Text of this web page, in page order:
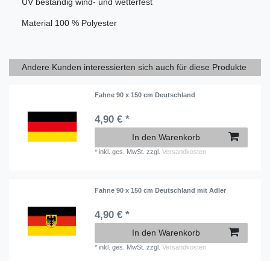
Material 100 % Polyester
Andere Kunden interessierten sich auch für diese Produkte
Fahne 90 x 150 cm Deutschland
4,90 € *
In den Warenkorb
*inkl. ges. MwSt. zzgl.Versandkosten
Fahne 90 x 150 cm Deutschland mit Adler
4,90 € *
In den Warenkorb
*inkl. ges. MwSt. zzgl.Versandkosten